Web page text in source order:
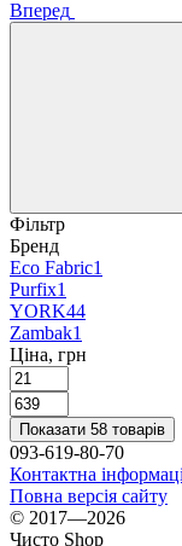
Вперед
Фільтр
Бренд
Eco Fabric1
Purfix1
YORK44
Zambak1
Ціна, грн
Показати 58 товарів
093-619-80-70
Контактна
Повна версія сайту
© 2017—2026
Чисто Shop